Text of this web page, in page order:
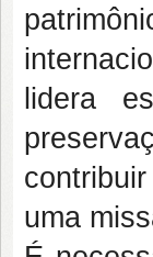
lidera
uma